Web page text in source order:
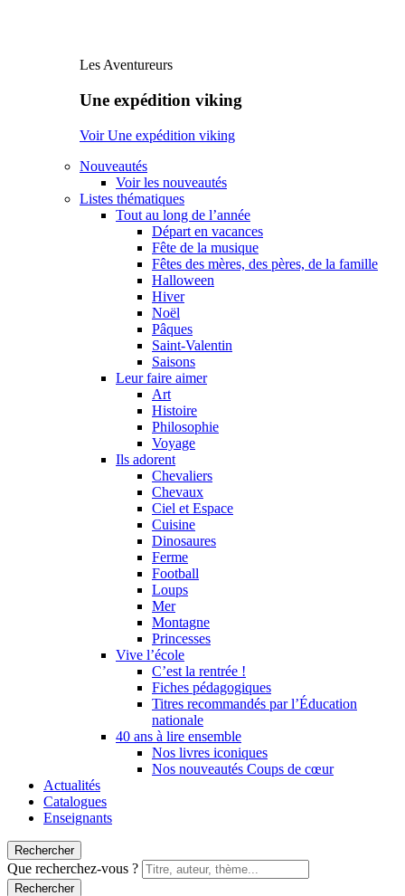
Les Aventureurs
Une expédition viking
Voir Une expédition viking
Nouveautés
Voir les nouveautés
Listes thématiques
Tout au long de l’année
Départ en vacances
Fête de la musique
Fêtes des mères, des pères, de la famille
Halloween
Hiver
Noël
Pâques
Saint-Valentin
Saisons
Leur faire aimer
Art
Histoire
Philosophie
Voyage
Ils adorent
Chevaliers
Chevaux
Ciel et Espace
Cuisine
Dinosaures
Ferme
Football
Loups
Mer
Montagne
Princesses
Vive l’école
C’est la rentrée !
Fiches pédagogiques
Titres recommandés par l’Éducation
nationale
40 ans à lire ensemble
Nos livres iconiques
Nos nouveautés Coups de cœur
Actualités
Catalogues
Enseignants
Rechercher
Que recherchez-vous ?
Rechercher